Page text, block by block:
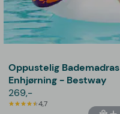
Oppustelig Bademadras
Enhjørning - Bestway
269,-
4,7